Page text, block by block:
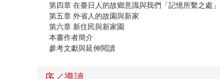
第四章 在臺日人的故鄉意識與我們「記憶所繫之處」
第五章 外省人的故園與新家
第六章 新住民與新家園
本書作者簡介
參考文獻與延伸閱讀